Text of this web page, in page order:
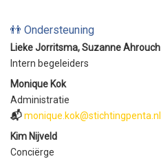
👬 Ondersteuning
Lieke Jorritsma, Suzanne Ahrouch
Intern begeleiders
Monique Kok
Administratie
📬monique.kok@stichtingpenta.nl
Kim Nijveld
Conciërge